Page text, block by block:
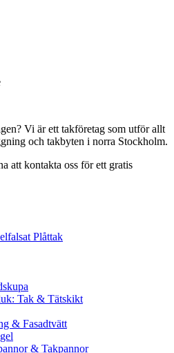
Vi är ett takföretag som utför allt
och takbyten i norra Stockholm.
att kontakta oss för ett gratis
Plåttak
Tak & Tätskikt
& Fasadtvätt
& Takpannor